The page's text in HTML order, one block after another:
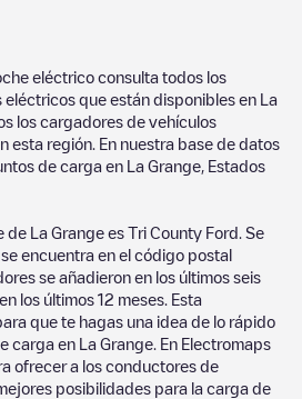
eléctrico consulta todos los
que están disponibles en La
los cargadores de vehículos
esta región. En nuestra base de datos
de carga en La Grange Estados
de La Grange es Tri County Ford . Se
encuentra en el código postal
se añadieron en los últimos seis
los últimos 12 meses. Esta
que te hagas una idea de lo rápido
carga en La Grange . En Electromaps
ofrecer a los conductores de
posibilidades para la carga de